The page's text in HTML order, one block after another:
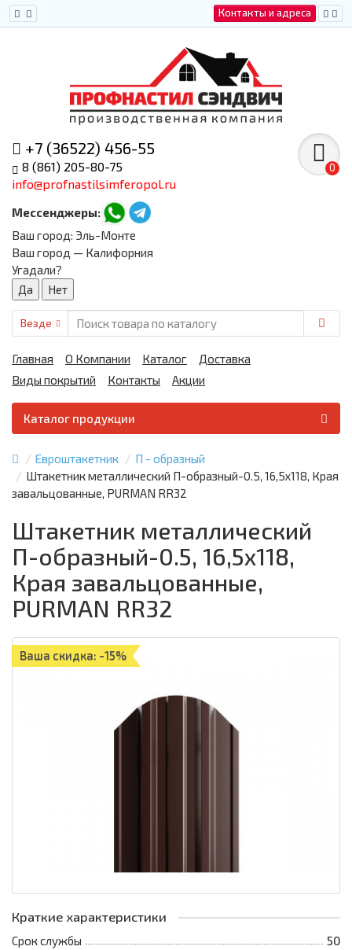
Контакты и адреса
+7 (36522) 456-55
8 (861) 205-80-75
info@profnastilsimferopol.ru
Мессенджеры:
0
Ваш город: Эль-Монте
Ваш город — Калифорния
Угадали?
Везде
Главная О Компании Каталог
Доставка
Виды покрытий
Контакты Акции
Каталог продукции
Евроштакетник
П - образный
Штакетник металлический П-образный-0.5, 16,5х118, Края
завальцованные, PURMAN RR32
Штакетник металлический
П-образный-0.5, 16,5х118,
Края завальцованные,
PURMAN RR32
Ваша скидка: -15%
Краткие характеристики
Срок службы
50